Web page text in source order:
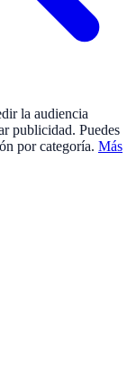
la audiencia
publicidad. Puedes
por categoría. Más